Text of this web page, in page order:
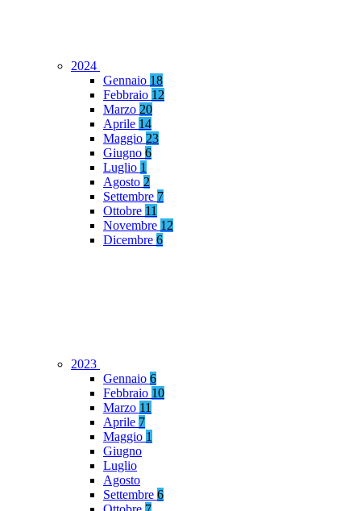
2024
Gennaio 18
Febbraio 12
Marzo 20
Aprile 14
Maggio 23
Giugno 6
Luglio 1
Agosto 2
Settembre 7
Ottobre 11
Novembre 12
Dicembre 6
2023
Gennaio 6
Febbraio 10
Marzo 11
Aprile 7
Maggio 1
Giugno
Luglio
Agosto
Settembre 6